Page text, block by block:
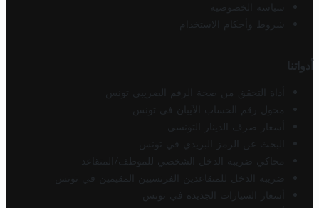
سياسة الخصوصية
شروط وأحكام الاستخدام
أدواتنا
أداة التحقق من صحة الرقم الضريبي تونس
محول رقم الحساب الآيبان في تونس
أسعار صرف الدينار التونسي
البحث عن الرمز البريدي في تونس
محاكي ضريبة الدخل الشخصي للموظف/المتقاعد
ضريبة الدخل للمتقاعدين الفرنسيين المقيمين في تونس
أسعار السيارات الجديدة في تونس